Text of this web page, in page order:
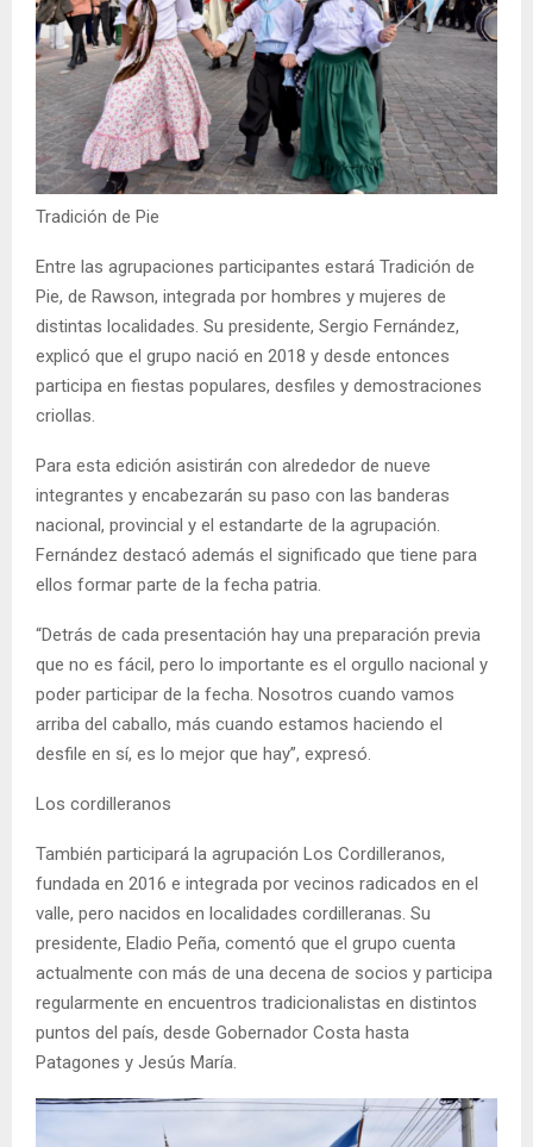
Tradición de Pie
Entre las agrupaciones participantes estará Tradición de
Pie, de Rawson, integrada por hombres y mujeres de
distintas localidades. Su presidente, Sergio Fernández,
explicó que el grupo nació en 2018 y desde entonces
participa en fiestas populares, desfiles y demostraciones
criollas.
Para esta edición asistirán con alrededor de nueve
integrantes y encabezarán su paso con las banderas
nacional, provincial y el estandarte de la agrupación.
Fernández destacó además el significado que tiene para
ellos formar parte de la fecha patria.
“Detrás de cada presentación hay una preparación previa
que no es fácil, pero lo importante es el orgullo nacional y
poder participar de la fecha. Nosotros cuando vamos
arriba del caballo, más cuando estamos haciendo el
desfile en sí, es lo mejor que hay”, expresó.
Los cordilleranos
También participará la agrupación Los Cordilleranos,
fundada en 2016 e integrada por vecinos radicados en el
valle, pero nacidos en localidades cordilleranas. Su
presidente, Eladio Peña, comentó que el grupo cuenta
actualmente con más de una decena de socios y participa
regularmente en encuentros tradicionalistas en distintos
puntos del país, desde Gobernador Costa hasta
Patagones y Jesús María.